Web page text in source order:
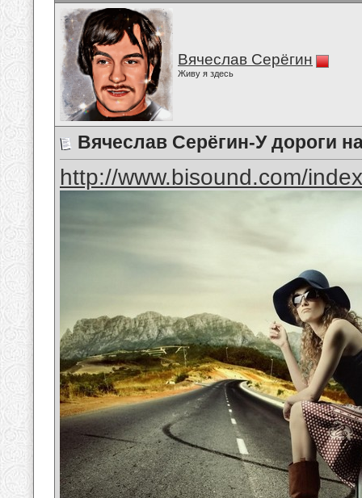
Вячеслав Серёгин
Живу я здесь
Вячеслав Серёгин-У дороги
http://www.bisound.com/